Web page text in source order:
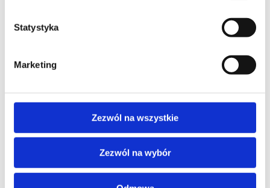
Statystyka
Marketing
Zezwól na wszystkie
Zezwól na wybór
communication with Microsoft Teams
SZKOLENIE NASTĘPUJĄCE
Administering Office 365